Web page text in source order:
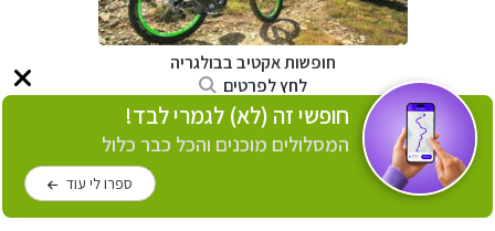
חופשות אקטיב בבולגריה
לחץ לפרטים
חופשי זה (לא) לגמרי לבד!
המסלולים מוכנים והכל כבר כלול
ספרו לי עוד